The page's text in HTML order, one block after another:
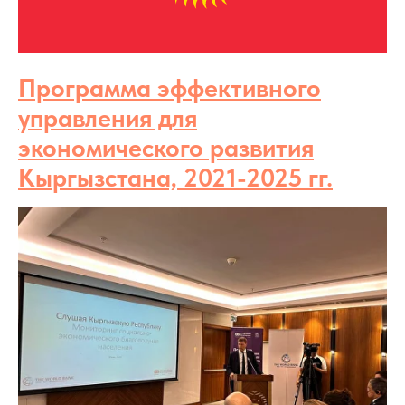
Программа эффективного
управления для
экономического развития
Кыргызстана, 2021-2025 гг.